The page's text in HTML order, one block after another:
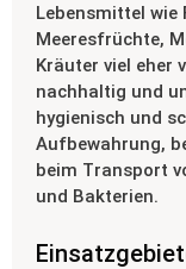
Lebensmittel wie
Meeresfrüchte,
Kräuter viel eher
nachhaltig und
hygienisch und
Aufbewahrung,
beim Transport
und Bakterien.